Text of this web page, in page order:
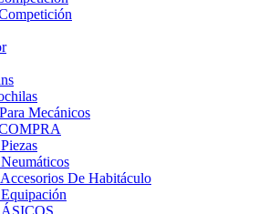
Mecánicos
De Habitáculo